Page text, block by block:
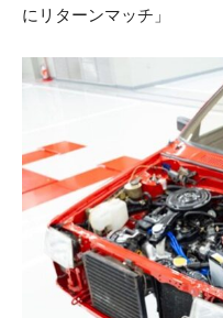
にリターンマッチ」